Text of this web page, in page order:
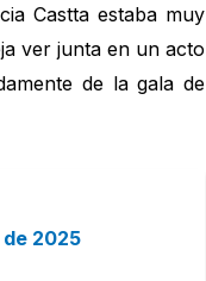
Castta estaba muy
ver junta en un acto
de la gala de
2025